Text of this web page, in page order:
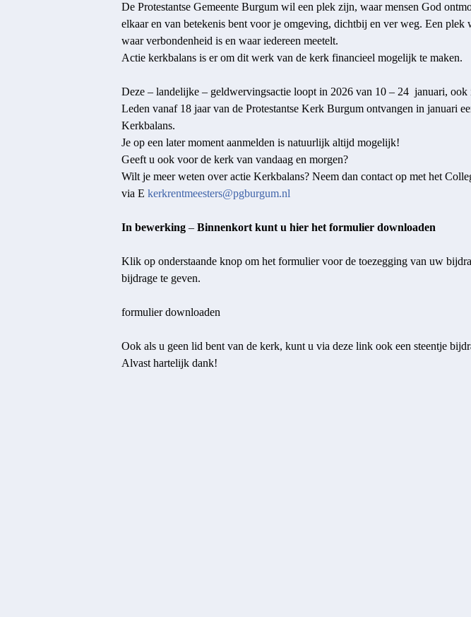
De Protestantse Gemeente Burgum wil een plek zijn, waar mensen God
elkaar en van betekenis bent voor je omgeving, dichtbij en ver weg. Een plek
waar verbondenheid is en waar iedereen meetelt.
Actie kerkbalans is er om dit werk van de kerk financieel mogelijk te maken.
Deze – landelijke – geldwervingsactie loopt in 2026 van 10 – 24 januari, ook
Leden vanaf 18 jaar van de Protestantse Kerk Burgum ontvangen in januari
Kerkbalans.
Je op een later moment aanmelden is natuurlijk altijd mogelijk!
Geeft u ook voor de kerk van vandaag en morgen?
Wilt je meer weten over actie Kerkbalans? Neem dan contact op met het
via E kerkrentmeesters@pgburgum.nl
In bewerking – Binnenkort kunt u hier het formulier downloaden
Klik op onderstaande knop om het formulier voor de toezegging van uw
bijdrage te geven.
formulier downloaden
Ook als u geen lid bent van de kerk, kunt u via deze link ook een steentje
Alvast hartelijk dank!